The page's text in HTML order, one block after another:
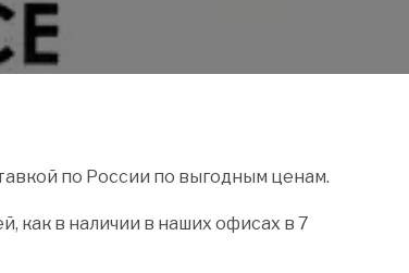
по России по выгодным ценам.
как в наличии в наших офисах в 7